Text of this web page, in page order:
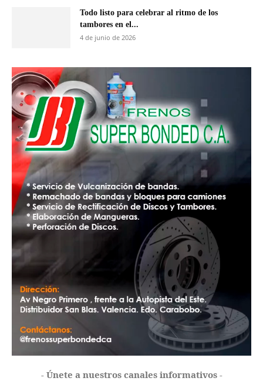
Todo listo para celebrar al ritmo de los
tambores en el...
4 de junio de 2026
- Únete a nuestros canales informativos -